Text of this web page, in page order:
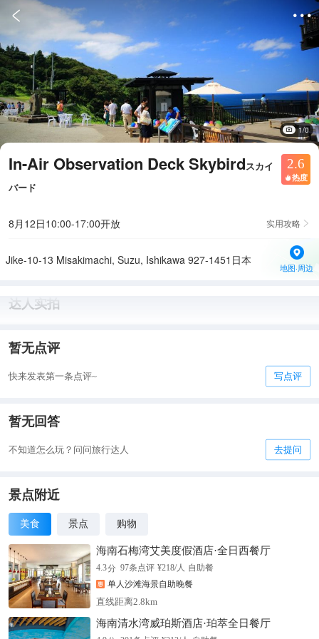
 
1/0
In-Air Observation Deck Skybirdスカイ
バード
2.6
 热度
8月12日10:00-17:00开放 实用攻略 
Jike-10-13 Misakimachi, Suzu, Ishikawa 927-1451日本
地图·周边
达人实拍
暂无点评
快来发表第一条点评~ 写点评
暂无回答
不知道怎么玩？问问旅行达人 去提问
景点附近
美食 景点 购物
海南石梅湾艾美度假酒店·全日西餐厅
4.3分 97条点评 ¥218/人 自助餐
单人沙滩海景自助晚餐
直线距离2.8km
海南清水湾威珀斯酒店·珀萃全日餐厅